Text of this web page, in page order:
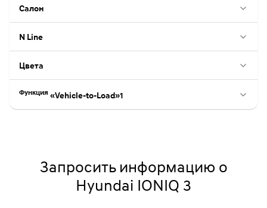
Салон
N Line
Цвета
Функция «Vehicle-to-Load»1
Запросить информацию о
Hyundai IONIQ 3